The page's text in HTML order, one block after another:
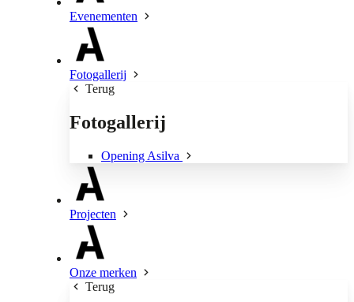
Evenementen
Fotogallerij
Terug
Fotogallerij
Opening Asilva
Projecten
Onze merken
Terug